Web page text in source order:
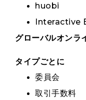
huobi
Interactive
グローバルオンラ
タイプごとに
委員会
取引手数料